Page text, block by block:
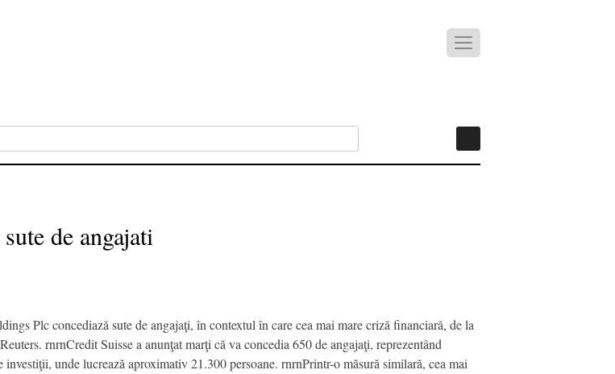
de angajati
Plc concediază sute de angajaţi, în contextul în care cea mai mare criză financiară, de la
rnrnCredit Suisse a anunţat marţi că va concedia 650 de angajaţi, reprezentând
unde lucrează aproximativ 21.300 persoane. rnrnPrintr-o măsură similară, cea mai